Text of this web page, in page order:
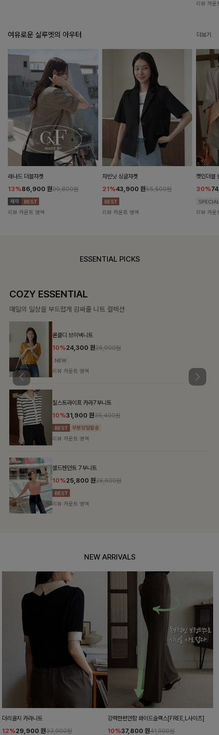
리뷰 카운
여유로운 실루엣의 아우터 더보기
래나드 더블자켓
13%86,900 원99,800원
리뷰 카운트 영역
자빈닛 싱글자켓
21%43,900 원55,500원
리뷰 카운트 영역
캣민더블
30%
리뷰 카운
ESSENTIAL PICKS
COZY ESSENTIAL
매일의 일상을 부드럽게 감싸줄 니트 컬렉션
론클디 브이넥니트
10%24,300 원26,900원
리뷰 카운트 영역
칠스트라이프 카라7부니트
10%31,900 원35,400원
리뷰 카운트 영역
셀드펜던트 7부니트
10%25,800 원28,600원
리뷰 카운트 영역
NEW ARRIVALS
더리골지 카라니트
12%29,900 원33,900원
강력한편안함 와이드슬랙스[FREE,L사이즈]
10%37,800 원41,900원